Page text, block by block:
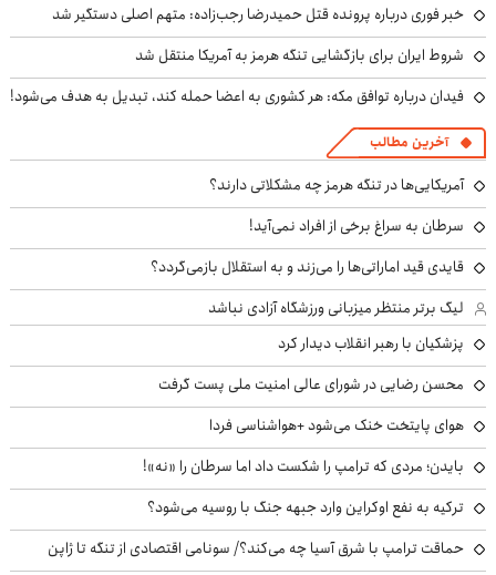
خبر فوری درباره پرونده قتل حمیدرضا رجب‌زاده: متهم اصلی دستگیر شد
شروط ایران برای بازگشایی تنگه هرمز به آمریکا منتقل شد
فیدان درباره توافق مکه: هر کشوری به اعضا حمله کند، تبدیل به هدف می‌شود!
آخرین مطالب
آمریکایی‌ها در تنگه هرمز چه مشکلاتی دارند؟
سرطان به سراغ برخی از افراد نمی‌آید!
قایدی قید اماراتی‌ها را می‌زند و به استقلال بازمی‌گردد؟
لیگ برتر منتظر میزبانی ورزشگاه آزادی نباشد
پزشکیان با رهبر انقلاب دیدار کرد
محسن رضایی در شورای عالی امنیت ملی پست گرفت
هوای پایتخت خنک می‌شود +هواشناسی فردا
بایدن؛ مردی که ترامپ را شکست داد اما سرطان را «نه»!
ترکیه به نفع اوکراین وارد جبهه جنگ با روسیه می‌شود؟
حماقت ترامپ با شرق آسیا چه می‌کند؟/ سونامی اقتصادی از تنگه تا ژاپن